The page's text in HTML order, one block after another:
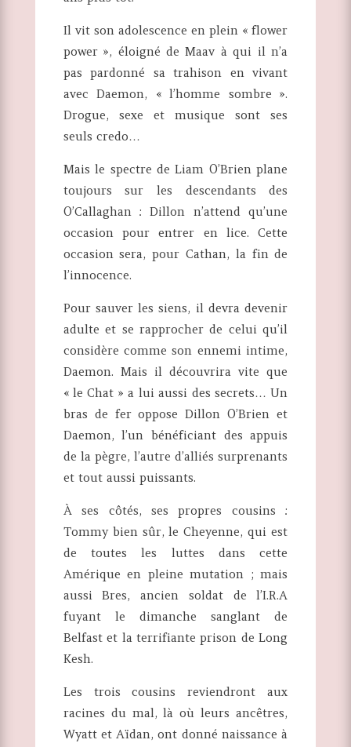
Il vit son adolescence en plein « flower
power », éloigné de Maav à qui il n’a
pas pardonné sa trahison en vivant
avec Daemon, « l’homme sombre ».
Drogue, sexe et musique sont ses
seuls credo…
Mais le spectre de Liam O’Brien plane
toujours sur les descendants des
O’Callaghan : Dillon n’attend qu’une
occasion pour entrer en lice. Cette
occasion sera, pour Cathan, la fin de
l’innocence.
Pour sauver les siens, il devra devenir
adulte et se rapprocher de celui qu’il
considère comme son ennemi intime,
Daemon. Mais il découvrira vite que
« le Chat » a lui aussi des secrets… Un
bras de fer oppose Dillon O’Brien et
Daemon, l’un bénéficiant des appuis
de la pègre, l’autre d’alliés surprenants
et tout aussi puissants.
À ses côtés, ses propres cousins :
Tommy bien sûr, le Cheyenne, qui est
de toutes les luttes dans cette
Amérique en pleine mutation ; mais
aussi Bres, ancien soldat de l’I.R.A
fuyant le dimanche sanglant de
Belfast et la terrifiante prison de Long
Kesh.
Les trois cousins reviendront aux
racines du mal, là où leurs ancêtres,
Wyatt et Aïdan, ont donné naissance à